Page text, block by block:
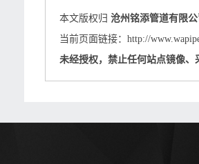
本文版权归沧州铭添管道有限公
当前页面链接：http://
未经授权，禁止任何站点镜像